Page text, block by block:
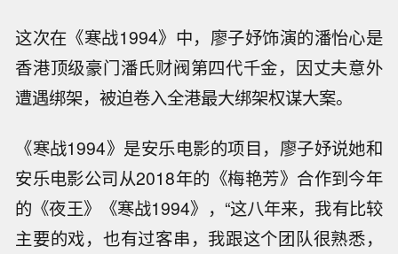
这次在《寒战1994》中，廖子妤饰演的潘怡心是
香港顶级豪门潘氏财阀第四代千金，因丈夫意外
遭遇绑架，被迫卷入全港最大绑架权谋大案。
《寒战1994》是安乐电影的项目，廖子妤说她和
安乐电影公司从2018年的《梅艳芳》合作到今年
的《夜王》《寒战1994》，“这八年来，我有比较
主要的戏，也有过客串，我跟这个团队很熟悉，